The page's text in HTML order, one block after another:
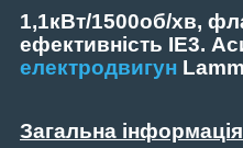
1,1кВт/1500об/хв,
ефективність IE3.
електродвигун
Загальна